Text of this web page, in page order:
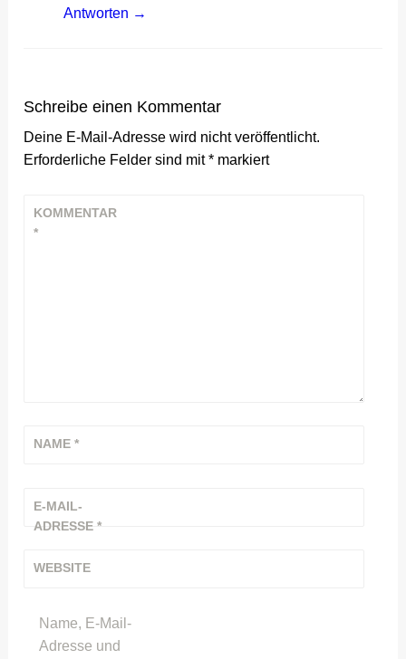
Antworten
Schreibe einen Kommentar
Deine E-Mail-Adresse wird nicht veröffentlicht.
Erforderliche Felder sind mit* markiert
KOMMENTAR
*
NAME*
E-MAIL-
ADRESSE*
WEBSITE
Name, E-Mail-
Adresse und